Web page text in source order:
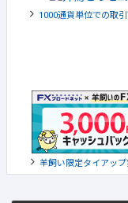
1000通貨単位での取引
羊飼い限定タイアップ